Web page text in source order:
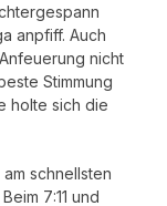
anpfiff. Auch
nicht
Stimmung
holte sich die
schnellsten
7:11 und